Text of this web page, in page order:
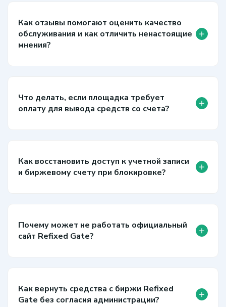
Как отзывы помогают оценить качество
обслуживания и как отличить ненастоящие
мнения?
+
Что делать, если площадка требует
оплату для вывода средств со счета?
+
Как восстановить доступ к учетной записи
и биржевому счету при блокировке?
+
Почему может не работать официальный
сайт Refixed Gate?
+
Как вернуть средства с биржи Refixed
Gate без согласия администрации?
+